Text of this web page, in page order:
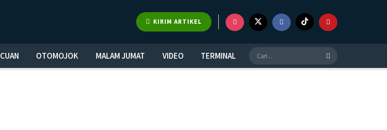
KIRIM ARTIKEL
CUAN OTOMOJOK MALAM JUMAT VIDEO TERMINAL